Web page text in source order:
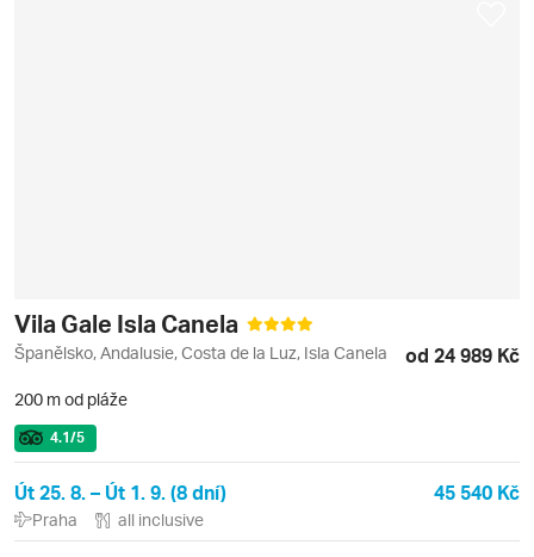
Vila Gale Isla Canela
Španělsko, Andalusie, Costa de la Luz, Isla Canela od 24 989 Kč
200 m od pláže
4.1/5
Út 25. 8. – Út 1. 9. (8 dní) 45 540 Kč
Praha all inclusive